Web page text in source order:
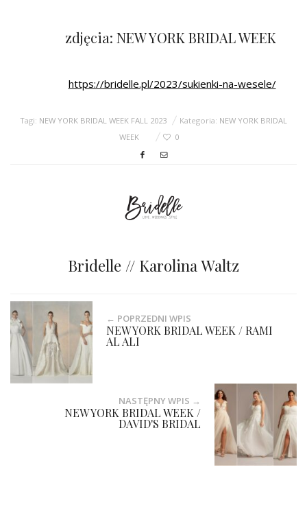
zdjęcia: NEW YORK BRIDAL WEEK
https://bridelle.pl/2023/sukienki-na-wesele/
Tagi: NEW YORK BRIDAL WEEK FALL 2023 Kategoria: NEW YORK BRIDAL
WEEK
0
Bridelle // Karolina Waltz
← POPRZEDNI WPIS
NEW YORK BRIDAL WEEK / RAMI
AL ALI
NASTĘPNY WPIS →
NEW YORK BRIDAL WEEK /
DAVID'S BRIDAL